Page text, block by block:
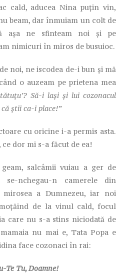
cald, aducea Nina puțin vin,
beam, dar înmuiam un colt de
așa ne sfinteam noi și pe
nimicuri în miros de busuioc.
noi, ne iscodea de-i bun și mă
o auzeam pe prietena mea
Să-i lași și lui cozonacul
știi ca-i place!”
cu oricine i-a permis asta.
ce dor mi s-a făcut de ea!
salcâmii vuiau a ger de
se-nchegau-n camerele din
a Dumnezeu, iar noi
de la vinul cald, focul
care nu s-a stins niciodată de
nu mai e, Tata Popa e
face cozonaci în rai:
Te Tu, Doamne!